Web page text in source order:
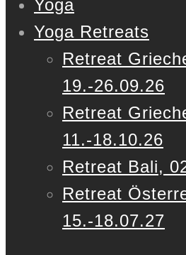
Yoga
Yoga Retreats
Retreat
19.-26.09.26
Retreat
11.-18.10.26
Retreat Bali,
Retreat
15.-18.07.27